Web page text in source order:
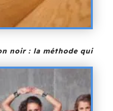
noir : la méthode qui